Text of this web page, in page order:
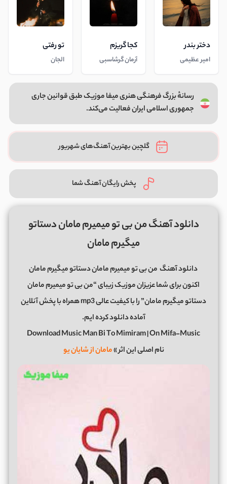
دختر بندر
امیر عظیمی
کجا گریزم
آرمان گرشاسبی
تو رفتی
الجان
رسانهٔ بزرگ فرهنگی هنری میفا موزیک طبق قوانین جاری
جمهوری اسلامی ایران فعالیت می‌کند.
گلچین بهترین آهنگ‌های شهریور
پخش رایگان آهنگ شما
دانلود آهنگ من بی تو میمیرم مامان دستاتو
میگیرم مامان
دانلود آهنگ من بی تو میمیرم مامان دستاتو میگیرم مامان
اکنون برای شما عزیزان موزیک زیبای “من بی تو میمیرم مامان
دستاتو میگیرم مامان” را با کیفیت عالی mp3 همراه با پخش آنلاین
آماده دانلود کرده ایم.
Download Music Man Bi To Mimiram | On Mifa-Music
نام اصلی این اثر »مامان از شایان یو